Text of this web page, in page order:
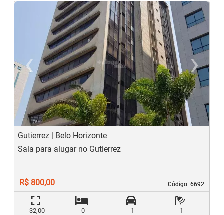
‹
Previous
›
Gutierrez | Belo Horizonte
Código. 6692
Código. 6692
Sala para alugar no Gutierrez
R$ 800,00
32,00 0 1 1